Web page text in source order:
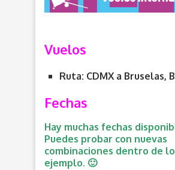
Vuelos
Ruta: CDMX a Bruselas,
Fechas
Hay muchas fechas
Puedes probar con nuevas
combinaciones dentro de
ejemplo. 🙂